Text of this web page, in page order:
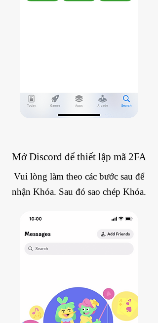
Mở Discord để thiết lập mã 2FA
Vui lòng làm theo các bước sau để
nhận Khóa. Sau đó sao chép Khóa.